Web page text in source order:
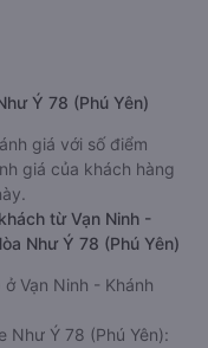
Ý 78 (Phú Yên)
giá với số điểm
giá của khách hàng
từ Vạn Ninh -
Như Ý 78 (Phú Yên)
Vạn Ninh - Khánh
Như Ý 78 (Phú Yên):